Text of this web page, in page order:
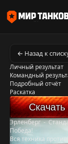
← Назад к
Личный результат
Командный
Подробный отчёт
Раскатка
Скачать
Эрленберг-
Победа!
Вся техника